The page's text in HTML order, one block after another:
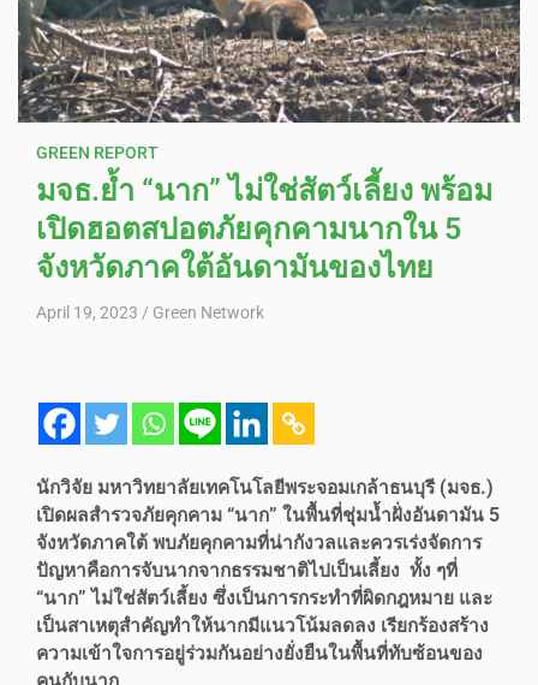
GREEN REPORT
มจธ.ย้ำ “นาก” ไม่ใช่สัตว์เลี้ยง พร้อม
เปิดฮอตสปอตภัยคุกคามนากใน 5
จังหวัดภาคใต้อันดามันของไทย
April 19, 2023 Green Network
นักวิจัย มหาวิทยาลัยเทคโนโลยีพระจอมเกล้าธนบุรี (มจธ.)
เปิดผลสำรวจภัยคุกคาม “นาก” ในพื้นที่ชุ่มน้ำฝั่งอันดามัน 5
จังหวัดภาคใต้ พบภัยคุกคามที่น่ากังวลและควรเร่งจัดการ
ปัญหาคือการจับนากจากธรรมชาติไปเป็นเลี้ยง ทั้ง ๆที่
“นาก” ไม่ใช่สัตว์เลี้ยง ซึ่งเป็นการกระทำที่ผิดกฎหมาย และ
เป็นสาเหตุสำคัญทำให้นากมีแนวโน้มลดลง เรียกร้องสร้าง
ความเข้าใจการอยู่ร่วมกันอย่างยั่งยืนในพื้นที่ทับซ้อนของ